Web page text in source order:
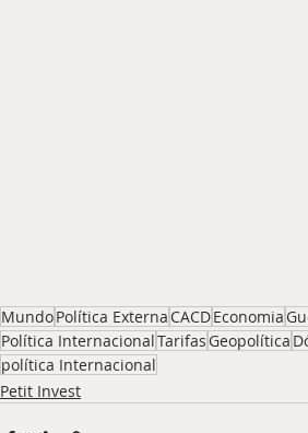
MundoPolítica Externa CACDEconomia
Política InternacionalTarifas Geopolítica
política Internacional
Petit Invest